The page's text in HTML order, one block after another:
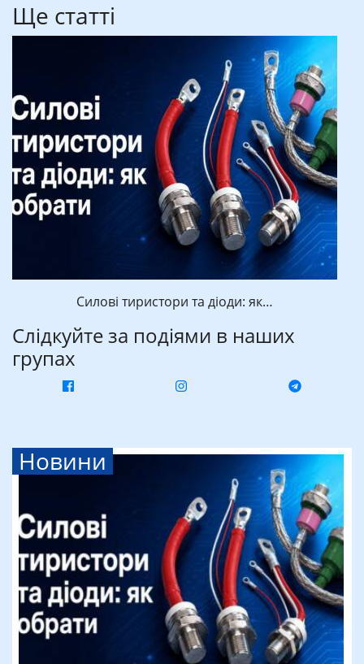
Ще статті
Силові тиристори та діоди: як…
Слідкуйте за подіями в наших
групах
Новини